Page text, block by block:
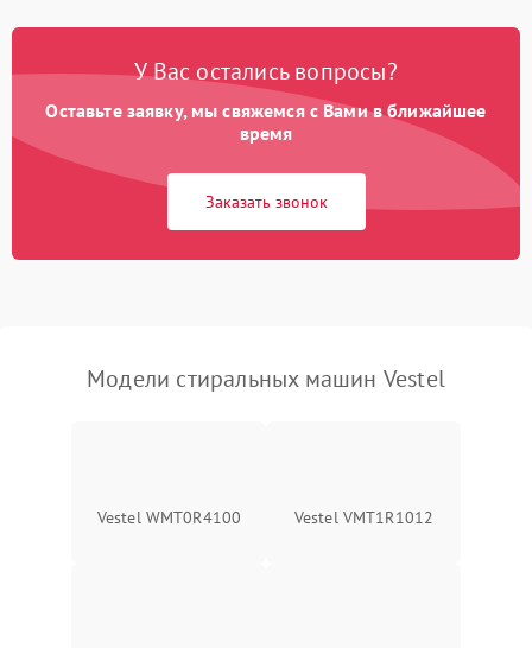
Замена платы управления 2200 ₽ Подробнее →
У Вас остались вопросы?
Оставьте заявку, мы свяжемся с Вами в ближайшее
время
Заказать звонок
Модели стиральных машин Vestel
Vestel WMT0R4100 Vestel VMT1R1012